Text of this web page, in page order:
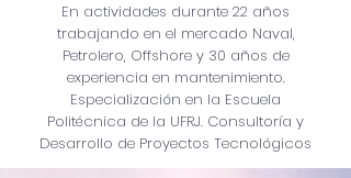
En actividades durante 22 años
trabajando en el mercado Naval,
Petrolero, Offshore y 30 años de
experiencia en mantenimiento.
Especialización en la Escuela
Politécnica de la UFRJ. Consultoría y
Desarrollo de Proyectos Tecnológicos